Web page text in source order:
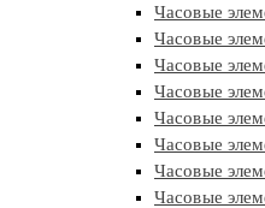
Часовые
Часовые
Часовые
Часовые
Часовые
Часовые
Часовые
Часовые